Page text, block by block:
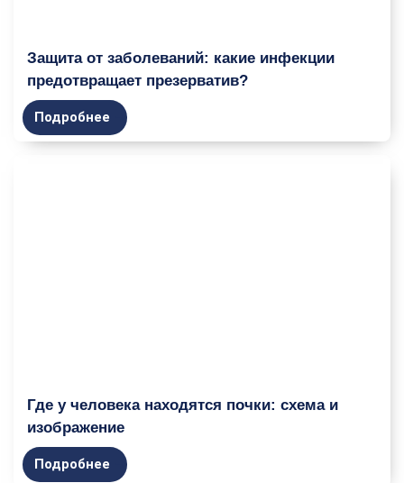
Защита от заболеваний: какие инфекции
предотвращает презерватив?
Подробнее
Где у человека находятся почки: схема и
изображение
Подробнее